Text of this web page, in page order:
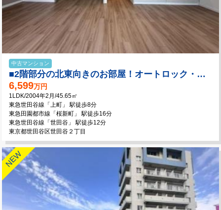
中古マンション
■2階部分の北東向きのお部屋！オートロック・宅配ボックス完備！
6,599万円
1LDK/2004年2月/45.65㎡
東急世田谷線「上町」 駅徒歩8分
東急田園都市線「桜新町」 駅徒歩16分
東急世田谷線「世田谷」 駅徒歩12分
東京都世田谷区世田谷２丁目